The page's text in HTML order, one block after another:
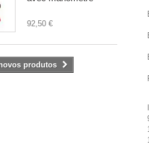
92,50 €
produtos